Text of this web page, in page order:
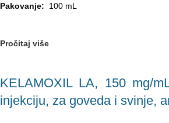
Pakovanje: 100 mL
Pročitaj više
KELAMOXIL LA, 150 mg/
injekciju, za goveda i svinje,